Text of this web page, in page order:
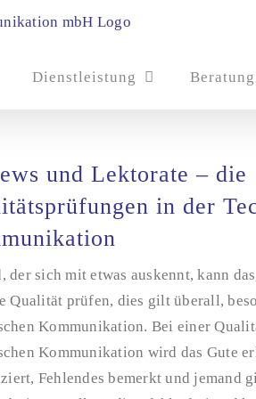
Dienstleistung Beratung
und Lektorate – die
in der
der sich mit etwas auskennt, kann
Qualität prüfen, dies gilt überall,
Kommunikation. Bei einer
Kommunikation wird das Gute
Fehlendes bemerkt und jemand